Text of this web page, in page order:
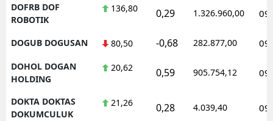
DOFRB DOF
ROBOTIK
136,80 0,29 1.326.960,00
DOGUB DOGUSAN 80,50 -0,68 282.877,00
DOHOL DOGAN
HOLDING
20,62 0,59 905.754,12
DOKTA DOKTAS
DOKUMCULUK
21,26 0,28 4.039,40